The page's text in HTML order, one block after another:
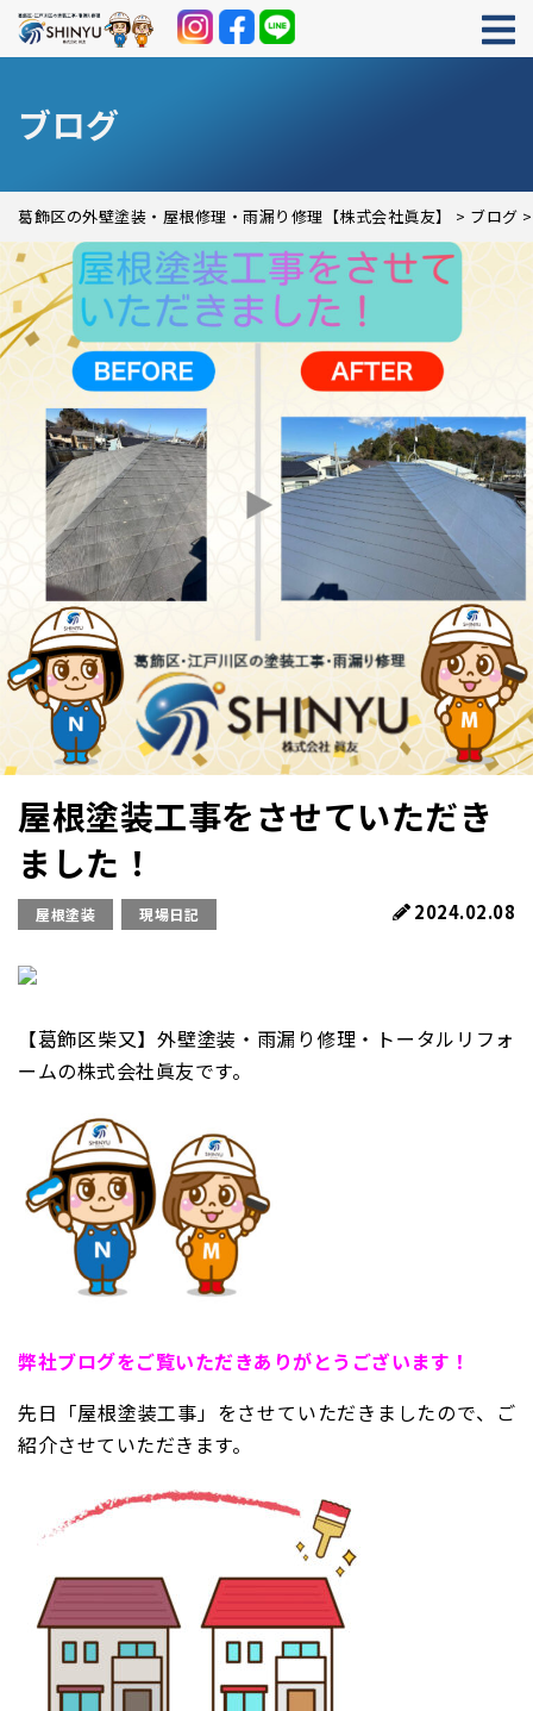
ブログ
葛飾区の外壁塗装・屋根修理・雨漏り修理【株式会社眞友】 > ブログ
屋根塗装工事をさせていただき
ました！
屋根塗装 現場日記 2024.02.08
【葛飾区柴又】外壁塗装・雨漏り修理・トータルリフォ
ームの株式会社眞友です。
弊社ブログをご覧いただきありがとうございます！
先日「屋根塗装工事」をさせていただきましたので、ご
紹介させていただきます。